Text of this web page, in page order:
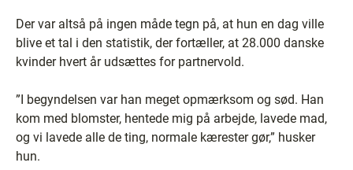
Der var altså på ingen måde tegn på, at hun en dag ville
blive et tal i den statistik, der fortæller, at 28.000 danske
kvinder hvert år udsættes for partnervold.
”I begyndelsen var han meget opmærksom og sød. Han
kom med blomster, hentede mig på arbejde, lavede mad,
og vi lavede alle de ting, normale kærester gør,” husker
hun.